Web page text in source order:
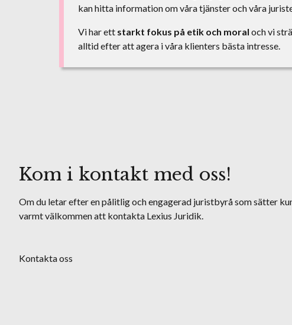
kan hitta information om våra tjänster och våra
Vi har ett starkt fokus på etik och moral och vi
alltid efter att agera i våra klienters bästa intresse.
Kom i kontakt med oss!
Om du letar efter en pålitlig och engagerad juristbyrå som sätter
varmt välkommen att kontakta Lexius Juridik.
Kontakta oss